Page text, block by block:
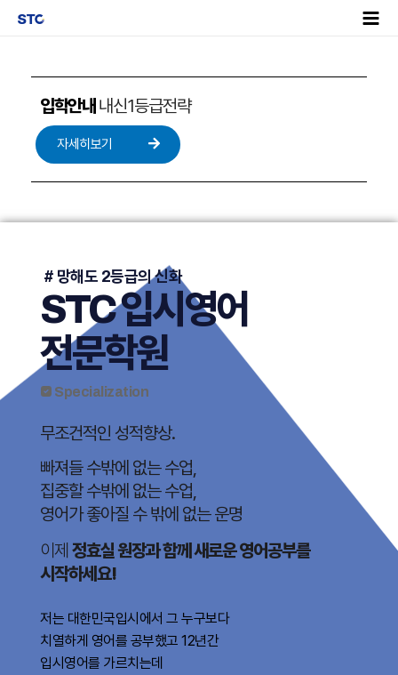
입학안내 내신1등급전략
자세히보기
​ # 망해도 2등급의 신화​
STC 입시영어
전문학원​
 Specialization
무조건적인 성적향상.
빠져들 수밖에 없는 수업,
집중할 수밖에 없는 수업,
영어가 좋아질 수 밖에 없는 운명
이제 정효실 원장과 함께 새로운 영어공부를
시작하세요!
저는 대한민국입시에서 그 누구보다
치열하게 영어를 공부했고 12년간
입시영어를 가르치는데